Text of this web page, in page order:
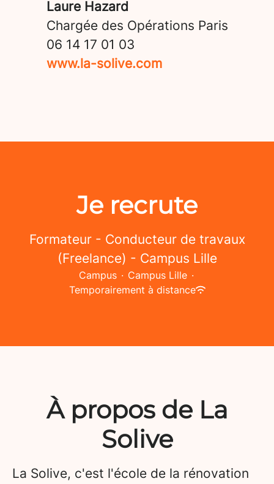
Laure Hazard
Chargée des Opérations Paris
06 14 17 01 03
www.la-solive.com
Je recrute
Formateur - Conducteur de travaux
(Freelance) - Campus Lille
Campus · Campus Lille ·
Temporairement à distance
À propos de La
Solive
La Solive, c'est l'école de la rénovation